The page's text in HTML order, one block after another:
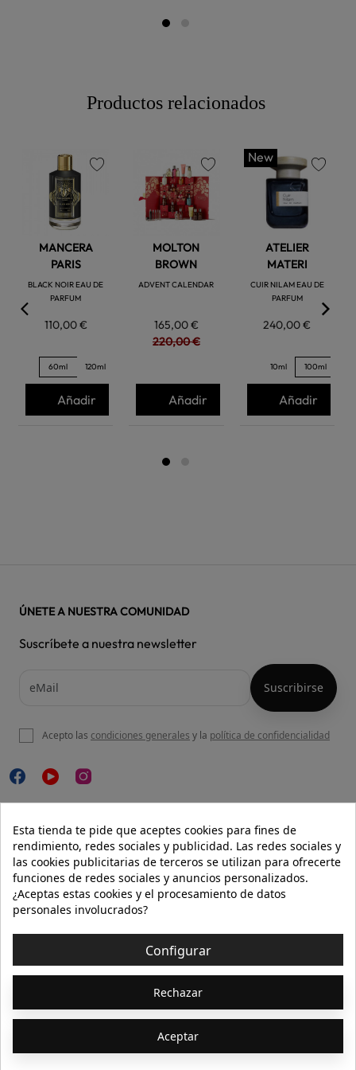
Productos relacionados
MANCERA
PARIS
BLACK NOIR EAU DE
PARFUM
110,00 €
60ml 120ml
Añadir
MOLTON
BROWN
ADVENT CALENDAR
165,00 €
220,00 €
favorite
Añadir
New
ATELIER
MATERI
CUIR NILAM EAU DE
PARFUM
240,00 €
10ml 100ml
Añadir
NUESTRA WEB
AYUDA
INFORMACIÓN 
ÚNETE A NUESTRA COMUNIDAD
Suscríbete a nuestra newsletter
Acepto las condiciones generales y la política de confidencialidad
Esta tienda te pide que aceptes cookies para fines de
rendimiento, redes sociales y publicidad. Las redes sociales y
las cookies publicitarias de terceros se utilizan para ofrecerte
funciones de redes sociales y anuncios personalizados.
¿Aceptas estas cookies y el procesamiento de datos
personales involucrados?
Configurar
Rechazar
Aceptar